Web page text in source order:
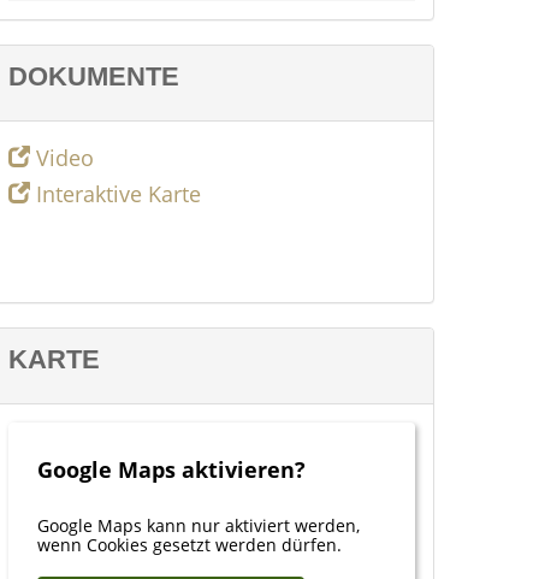
DOKUMENTE
Video
Interaktive Karte
KARTE
Google Maps aktivieren?
Google Maps kann nur aktiviert werden,
wenn Cookies gesetzt werden dürfen.